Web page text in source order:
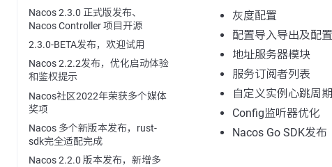
Nacos 2.3.0 正式版发布、
Nacos Controller 项目开源
2.3.0-BETA发布，欢迎试用
Nacos 2.2.2发布，优化启动体验
和鉴权提示
Nacos社区2022年荣获多个媒体
奖项
Nacos 多个新版本发布，rust-
sdk完全适配完成
Nacos 2.2.0 版本发布，新增多
灰度配置
配置导入导出及配
地址服务器模块
服务订阅者列表
自定义实例心跳周期
Config监听器优化
Nacos Go SDK发布